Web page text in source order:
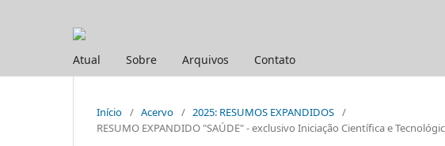
Atual Sobre Arquivos Contato
Início / Acervo / 2025: RESUMOS EXPANDIDOS /
RESUMO EXPANDIDO "SAÚDE" - exclusivo Iniciação Científica e